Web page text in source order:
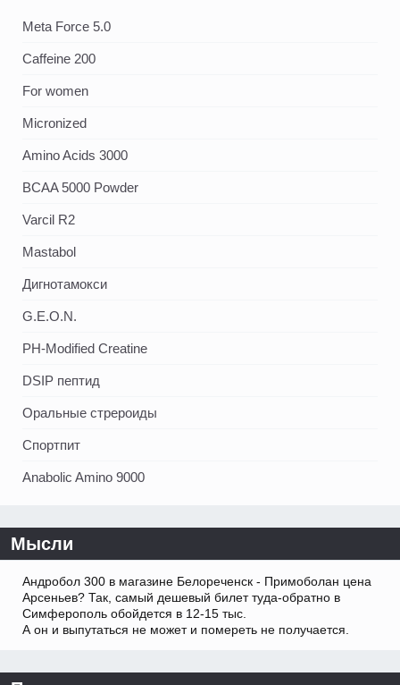
Meta Force 5.0
Caffeine 200
For women
Micronized
Amino Acids 3000
BCAA 5000 Powder
Varcil R2
Mastabol
Дигнотамокси
G.E.O.N.
PH-Modified Creatine
DSIP пептид
Оральные стрероиды
Спортпит
Anabolic Amino 9000
Мысли
Андробол 300 в магазине Белореченск - Примоболан цена
Арсеньев? Так, самый дешевый билет туда-обратно в
Симферополь обойдется в 12-15 тыс.
А он и выпутаться не может и помереть не получается.